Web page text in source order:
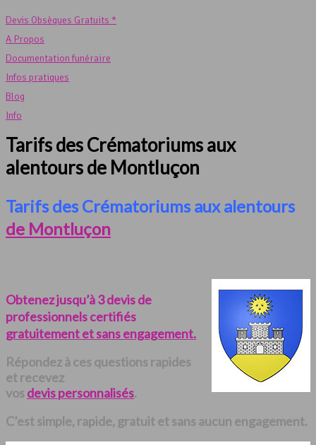
Devis Obsèques Gratuits *
A Propos
Documentation funéraire
Infos pratiques
Blog
Info
Tarifs des Crématoriums aux
alentours de Montluçon
Tarifs des Crématoriums aux alentours
de Montluçon
Obtenez jusqu’à 3 devis de
professionnels certifiés
gratuitement et sans engagement.
Répondez à ces questions rapides
et recevez
vos devis personnalisés.
C’est simple, rapide, gratuit et sans aucun engagement.